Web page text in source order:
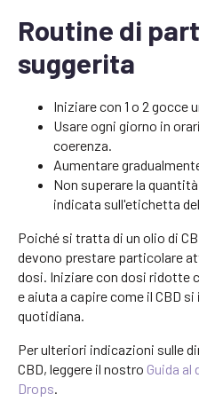
Routine di
suggerita
Iniziare con 1 o 2 gocce
Usare ogni giorno in
coerenza.
Aumentare
Non superare la
indicata sull'etichetta
Poiché si tratta di un olio di
devono prestare particolare
dosi. Iniziare con dosi ridotte
e aiuta a capire come il CBD
quotidiana.
Per ulteriori indicazioni sulle
CBD, leggere il nostro Guida al
Drops.